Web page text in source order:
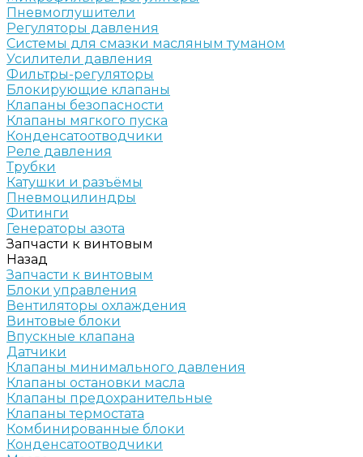
Пневмоглушители
Регуляторы давления
Системы для смазки масляным туманом
Усилители давления
Фильтры-регуляторы
Блокирующие клапаны
Клапаны безопасности
Клапаны мягкого пуска
Конденсатоотводчики
Реле давления
Трубки
Катушки и разъёмы
Пневмоцилиндры
Фитинги
Генераторы азота
Запчасти к винтовым
Назад
Запчасти к винтовым
Блоки управления
Вентиляторы охлаждения
Винтовые блоки
Впускные клапана
Датчики
Клапаны минимального давления
Клапаны остановки масла
Клапаны предохранительные
Клапаны термостата
Комбинированные блоки
Конденсатоотводчики